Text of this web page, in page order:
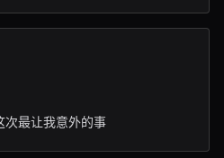
次最让我意外的事